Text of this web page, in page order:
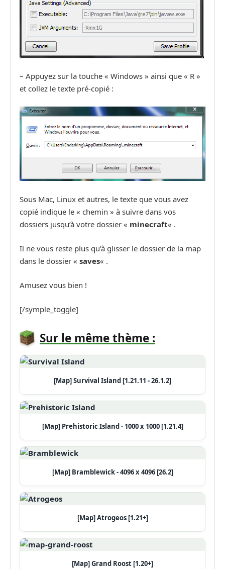
– Appuyez sur la touche « Windows » ainsi que « R »
et collez le texte pré-copié :
Sous Mac, Linux et autres, le texte que vous avez
copié indique le « chemin » à suivre dans vos
dossiers jusqu’à votre dossier « minecraft« .
Il ne vous reste plus qu’à glisser le dossier de la map
dans le dossier « saves« .
Amusez vous bien !
[/symple_toggle]
Sur le même thème :
[Map] Survival Island [1.21.11 - 26.1.2]
[Map] Prehistoric Island - 1000 x 1000 [1.21.4]
[Map] Bramblewick - 4096 x 4096 [26.2]
[Map] Atrogeos [1.21+]
[Map] Grand Roost [1.20+]